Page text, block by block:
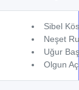
Sibel
Neşet
Uğur
Olgun